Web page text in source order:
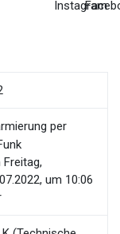
per
Freitag,
um 10:06